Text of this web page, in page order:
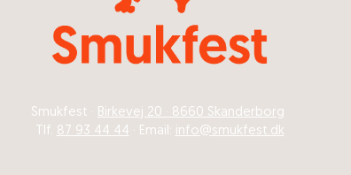
Smukfest · Birkevej 20 · 8660 Skanderborg
Tlf. 87 93 44 44 · Email: info@smukfest.dk